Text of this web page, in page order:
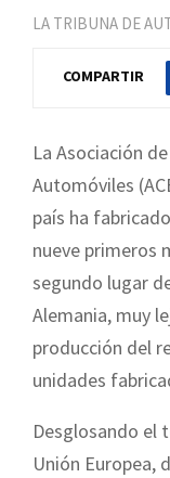
LA TRIBUNA DE
COMPARTIR
La Asociación
Automóviles
país ha
nueve primeros
segundo lugar
Alemania, muy
producción del
unidades
Desglosando el
Unión Europea,